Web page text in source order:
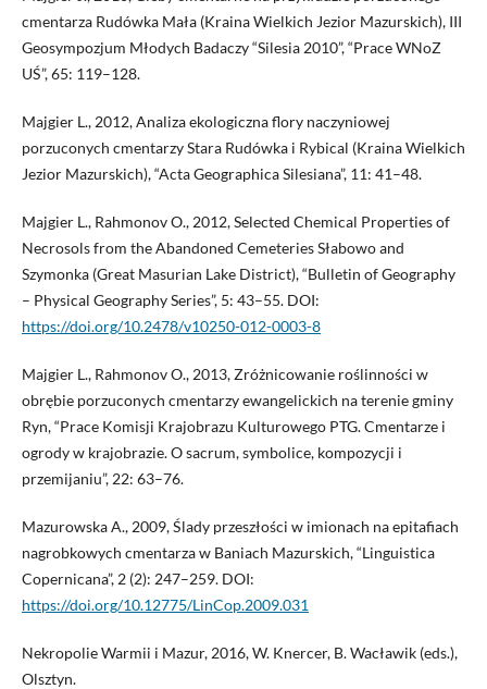
cmentarza Rudówka Mała (Kraina Wielkich Jezior Mazurskich), III
Geosympozjum Młodych Badaczy “Silesia 2010”, “Prace WNoZ
UŚ”, 65: 119–128.
Majgier L., 2012, Analiza ekologiczna flory naczyniowej
porzuconych cmentarzy Stara Rudówka i Rybical (Kraina Wielkich
Jezior Mazurskich), “Acta Geographica Silesiana”, 11: 41–48.
Majgier L., Rahmonov O., 2012, Selected Chemical Properties of
Necrosols from the Abandoned Cemeteries Słabowo and
Szymonka (Great Masurian Lake District), “Bulletin of Geography
– Physical Geography Series”, 5: 43–55. DOI:
https://doi.org/10.2478/v10250-012-0003-8
Majgier L., Rahmonov O., 2013, Zróżnicowanie roślinności w
obrębie porzuconych cmentarzy ewangelickich na terenie gminy
Ryn, “Prace Komisji Krajobrazu Kulturowego PTG. Cmentarze i
ogrody w krajobrazie. O sacrum, symbolice, kompozycji i
przemijaniu”, 22: 63–76.
Mazurowska A., 2009, Ślady przeszłości w imionach na epitafiach
nagrobkowych cmentarza w Baniach Mazurskich, “Linguistica
Copernicana”, 2 (2): 247–259. DOI:
https://doi.org/10.12775/LinCop.2009.031
Nekropolie Warmii i Mazur, 2016, W. Knercer, B. Wacławik (eds.),
Olsztyn.